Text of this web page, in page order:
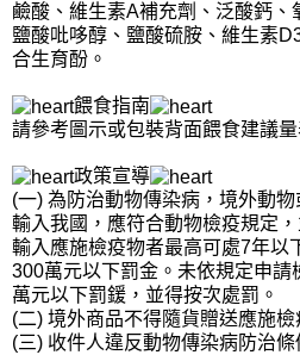
鹼酸、維生素A補充劑、泛酸鈣、
鹽酸吡哆醇、鹽酸硫胺、維生素
合生育酚。
餵食指南
請參考圖示或包裝背面餵食建議
政策宣導
(一) 為防治動物傳染病，境外動
輸入我國，應符合動物檢疫規定
輸入應施檢疫物者最高可處7年以
300萬元以下罰金。未依規定申
萬元以下罰鍰，並得按次處罰。
(二) 境外商品不得隨貨贈送應施檢
(三) 收件人違反動物傳染病防治